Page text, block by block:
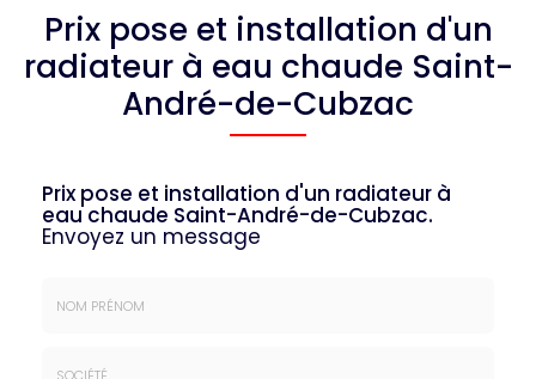
Prix pose et installation d'un
radiateur à eau chaude Saint-
André-de-Cubzac
Prix pose et installation d'un radiateur à
eau chaude Saint-André-de-Cubzac.
Envoyez un message